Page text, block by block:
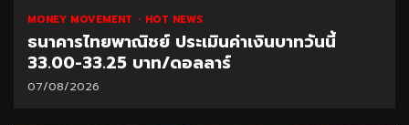
MONEY MOVEMENT HOT NEWS
ธนาคารไทยพาณิชย์ ประเมินค่าเงินบาทวันนี้
33.00-33.25 บาท/ดอลลาร์
07/08/2026